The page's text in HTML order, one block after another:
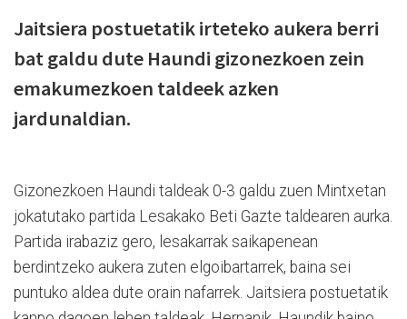
Jaitsiera postuetatik irteteko aukera berri
bat galdu dute Haundi gizonezkoen zein
emakumezkoen taldeek azken
jardunaldian.
Gizonezkoen Haundi taldeak 0-3 galdu zuen Mintxetan
jokatutako partida Lesakako Beti Gazte taldearen aurka.
Partida irabaziz gero, lesakarrak saikapenean
berdintzeko aukera zuten elgoibartarrek, baina sei
puntuko aldea dute orain nafarrek. Jaitsiera postuetatik